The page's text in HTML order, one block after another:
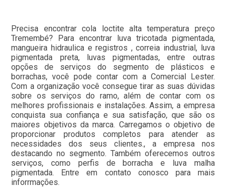
Precisa encontrar cola loctite alta temperatura preço
Tremembé? Para encontrar luva tricotada pigmentada,
mangueira hidraulica e registros , correia industrial, luva
pigmentada preta, luvas pigmentadas, entre outras
opções de serviços do segmento de plásticos e
borrachas, você pode contar com a Comercial Lester.
Com a organização você consegue tirar as suas dúvidas
sobre os serviços do ramo, além de contar com os
melhores profissionais e instalações. Assim, a empresa
conquista sua confiança e sua satisfação, que são os
maiores objetivos da marca. Carregamos o objetivo de
proporcionar produtos completos para atender as
necessidades dos seus clientes., a empresa nos
destacando no segmento. Também oferecemos outros
serviços, como perfis de borracha e luva malha
pigmentada. Entre em contato conosco para mais
inforrmações.